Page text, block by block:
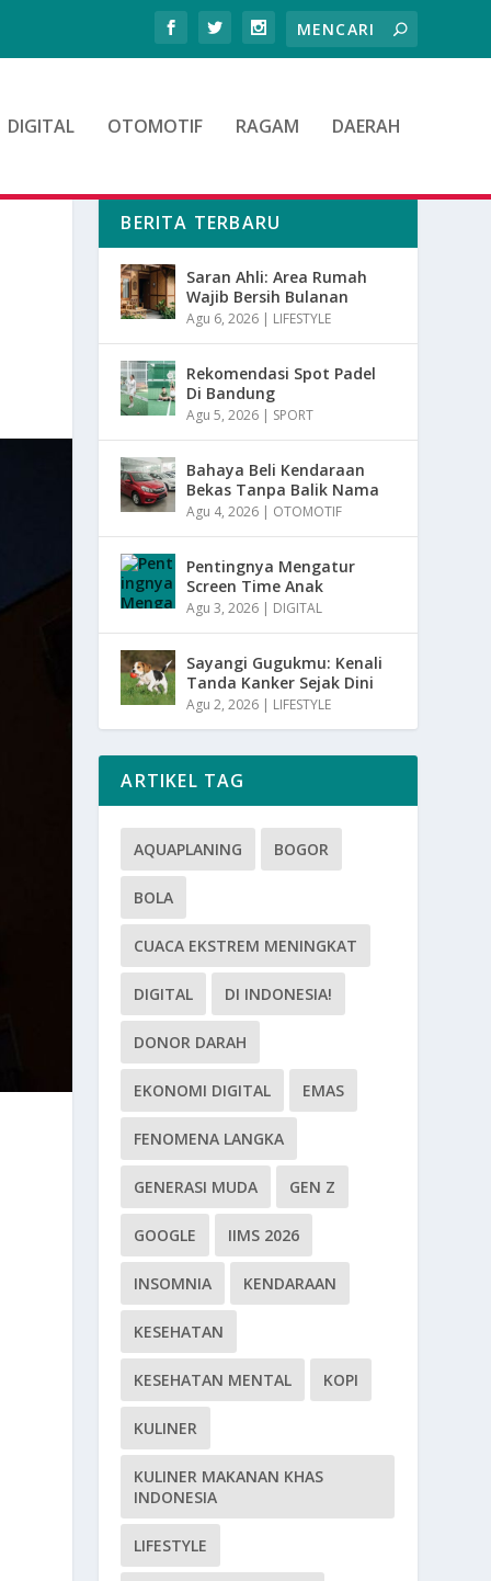
DIGITAL OTOMOTIF RAGAM DAERAH
BERITA TERBARU
Saran Ahli: Area Rumah
Wajib Bersih Bulanan
Agu 6, 2026 | LIFESTYLE
Rekomendasi Spot Padel
Di Bandung
Agu 5, 2026 | SPORT
Bahaya Beli Kendaraan
Bekas Tanpa Balik Nama
Agu 4, 2026 | OTOMOTIF
Pentingnya Mengatur
Screen Time Anak
Agu 3, 2026 | DIGITAL
Sayangi Gugukmu: Kenali
Tanda Kanker Sejak Dini
Agu 2, 2026 | LIFESTYLE
ARTIKEL TAG
AQUAPLANING BOGOR
BOLA
CUACA EKSTREM MENINGKAT
DIGITAL DI INDONESIA!
DONOR DARAH
EKONOMI DIGITAL EMAS
FENOMENA LANGKA
GENERASI MUDA GEN Z
GOOGLE IIMS 2026
INSOMNIA KENDARAAN
KESEHATAN
KESEHATAN MENTAL KOPI
KULINER
KULINER MAKANAN KHAS
INDONESIA
LIFESTYLE